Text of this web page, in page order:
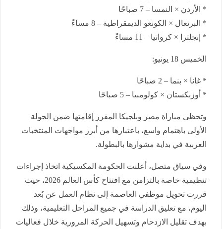
* الأردن × النمسا – 7 صباحًا
* البرتغال × الكونغو الديمقراطية – 8 مساءً
* إنجلترا × كرواتيا – 11 مساءً
الخميس 18 يونيو:
* غانا × بنما – 2 صباحًا
* أوزبكستان × كولومبيا – 5 صباحًا
وتحظى مباراة مصر وبلجيكا المقرر إقامتها ضمن الجولة
الأولى باهتمام واسع، باعتبارها من أبرز مواجهات المنتخبات
العربية في بداية مشوارها بالبطولة.
وفي سياق متصل، أعلنت الحكومة المكسيكية اتخاذ إجراءات
تنظيمية خاصة بالتزامن مع افتتاح كأس العالم 2026، حيث
قررت تحويل موظفي العاصمة إلى نظام العمل عن بُعد
اليوم، مع تعليق الدراسة في جميع المراحل التعليمية، وذلك
بهدف تقليل الازدحام وتسهيل الحركة المرورية خلال فعاليات